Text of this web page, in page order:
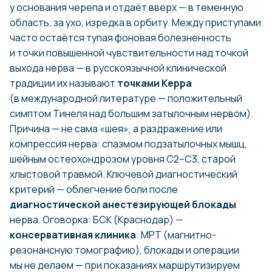
у основания черепа и отдаёт вверх — в теменную
область, за ухо, изредка в орбиту. Между приступами
часто остаётся тупая фоновая болезненность
и точки повышенной чувствительности над точкой
выхода нерва — в русскоязычной клинической
традиции их называют точками Керра
(в международной литературе — положительный
симптом Тинеля над большим затылочным нервом).
Причина — не сама «шея», а раздражение или
компрессия нерва: спазмом подзатылочных мышц,
шейным остеохондрозом уровня С2–С3, старой
хлыстовой травмой. Ключевой диагностический
критерий — облегчение боли после
диагностической анестезирующей блокады
нерва. Оговорка: БСК (Краснодар) —
консервативная клиника: МРТ (магнитно-
резонансную томографию), блокады и операции
мы не делаем — при показаниях маршрутизируем